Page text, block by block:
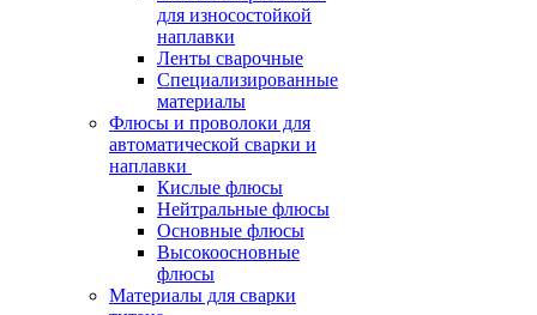
для износостойкой
наплавки
Ленты сварочные
Специализированные
материалы
Флюсы и проволоки для
автоматической сварки и
наплавки
Кислые флюсы
Нейтральные флюсы
Основные флюсы
Высокоосновные
флюсы
Материалы для сварки